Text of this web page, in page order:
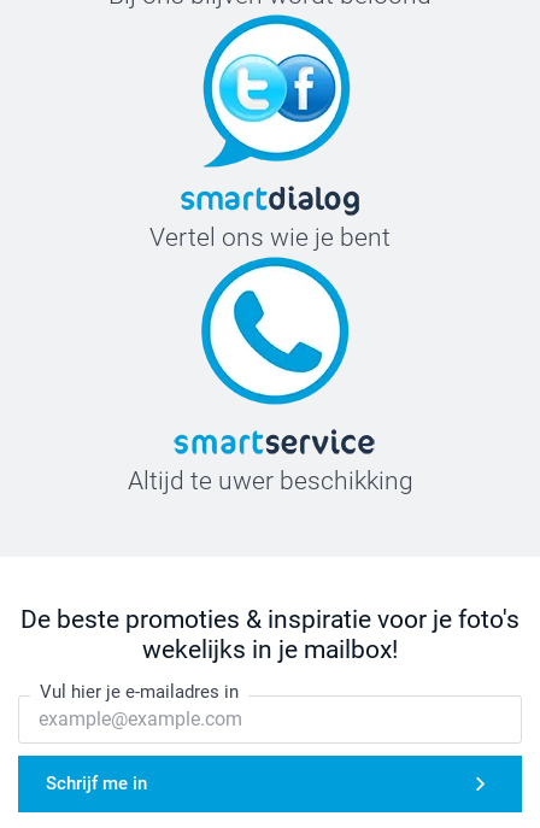
Vertel ons wie je bent
Altijd te uwer beschikking
De beste promoties & inspiratie voor je foto's
wekelijks in je mailbox!
Vul hier je e-mailadres in
Schrijf me in